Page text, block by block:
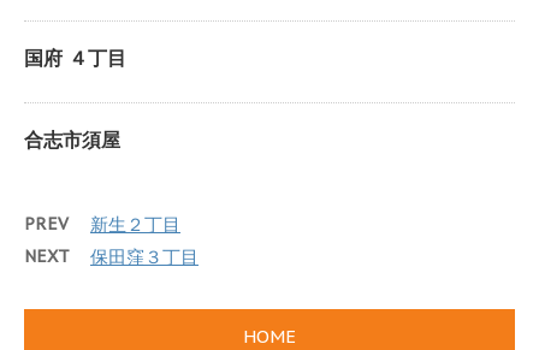
国府 ４丁目
合志市須屋
PREV 新生２丁目
NEXT 保田窪３丁目
HOME